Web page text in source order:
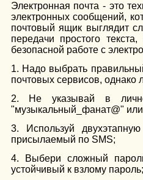
Электронная почта - это
электронных сообщений,
почтовый ящик выглядит
передачи простого
безопасной работе с
1. Надо выбрать
почтовых сервисов, однако
2. Не указывай в
"музыкальный_фанат@"
3. Используй
присылаемый по SMS;
4. Выбери сложный
устойчивый к взлому пароль;